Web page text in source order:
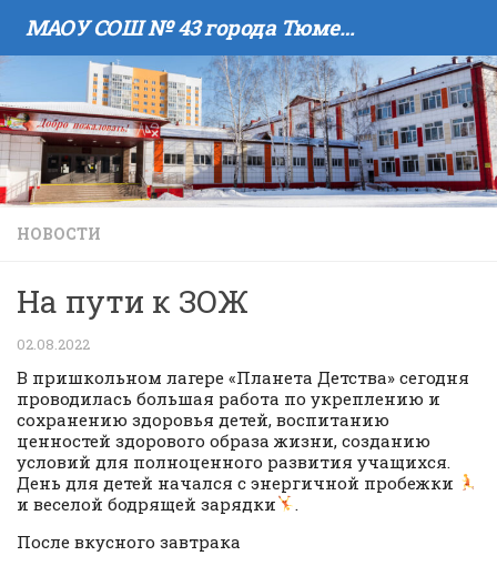
Skip to content МАОУ COШ № 43 города Тюмени имени В.И. Муравленко
НОВОСТИ
На пути к ЗОЖ
02.08.2022
В пришкольном лагере «Планета Детства» сегодня
проводилась большая работа по укреплению и
сохранению здоровья детей, воспитанию
ценностей здорового образа жизни, созданию
условий для полноценного развития учащихся.
День для детей начался с энергичной пробежки
и веселой бодрящей зарядки
.
После вкусного завтрака